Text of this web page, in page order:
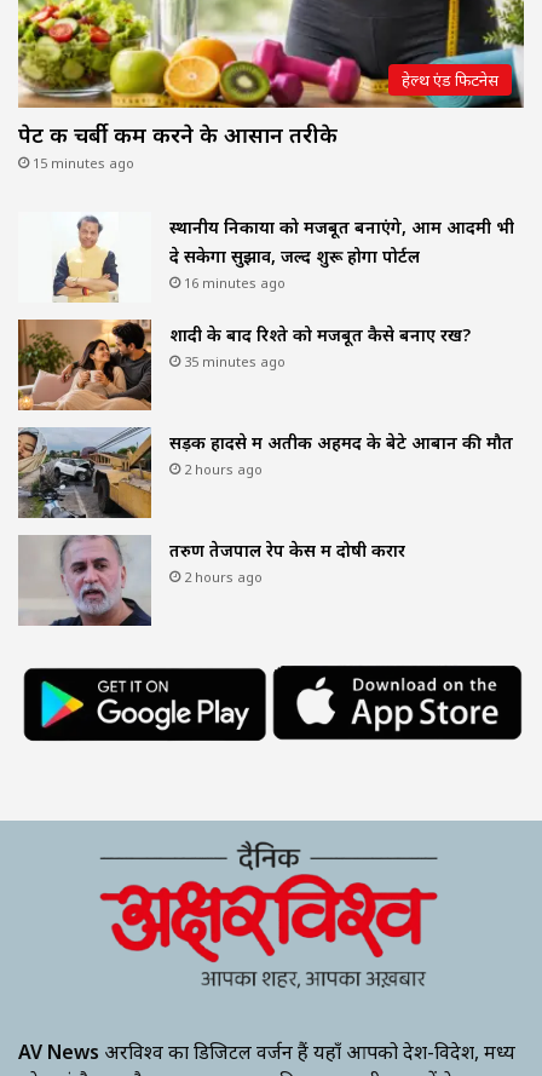
हेल्थ एंड फिटनेस
पेट की चर्बी कम करने के आसान तरीके
15 minutes ago
स्थानीय निकायों को मजबूत बनाएंगे, आम आदमी भी
दे सकेगा सुझाव, जल्द शुरू होगा पोर्टल
16 minutes ago
शादी के बाद रिश्ते को मजबूत कैसे बनाए रखें?
35 minutes ago
सड़क हादसे में अतीक अहमद के बेटे आबान की मौत
2 hours ago
तरुण तेजपाल रेप केस में दोषी करार
2 hours ago
AV News अक्षरविश्व का डिजिटल वर्जन हैं यहाँ आपको देश-विदेश, मध्य